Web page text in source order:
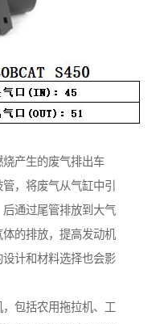
产生的废气排出车
，将废气从气缸中引
通过尾管排放到大气
的排放，提高发动机
计和材料选择也会影
包括农用拖拉机、工